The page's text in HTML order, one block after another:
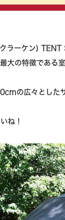
ーケン) TENT
大の特徴である
の広々とした
ね！